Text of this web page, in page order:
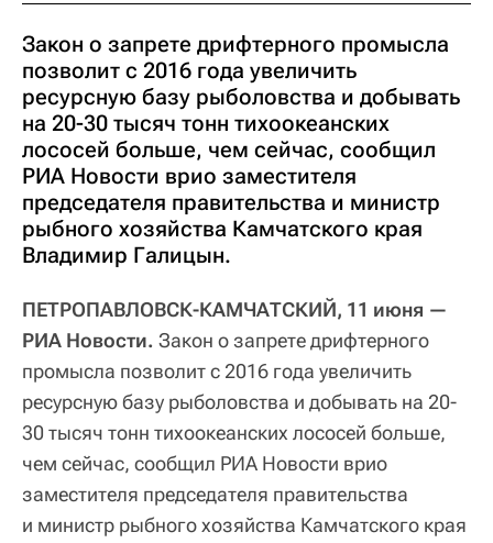
Закон о запрете дрифтерного промысла
позволит с 2016 года увеличить
ресурсную базу рыболовства и добывать
на 20-30 тысяч тонн тихоокеанских
лососей больше, чем сейчас, сообщил
РИА Новости врио заместителя
председателя правительства и министр
рыбного хозяйства Камчатского края
Владимир Галицын.
ПЕТРОПАВЛОВСК-КАМЧАТСКИЙ, 11 июня —
РИА Новости. Закон о запрете дрифтерного
промысла позволит с 2016 года увеличить
ресурсную базу рыболовства и добывать на 20-
30 тысяч тонн тихоокеанских лососей больше,
чем сейчас, сообщил РИА Новости врио
заместителя председателя правительства
и министр рыбного хозяйства Камчатского края